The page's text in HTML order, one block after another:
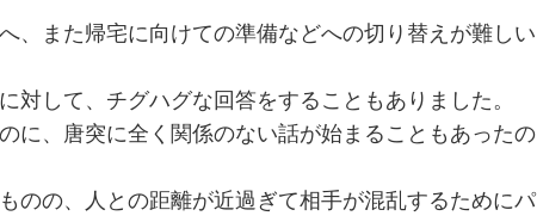
、また帰宅に向けての準備などへの切り替えが難しい
対して、チグハグな回答をすることもありました。
に、唐突に全く関係のない話が始まることもあったの
のの、人との距離が近過ぎて相手が混乱するためにパ